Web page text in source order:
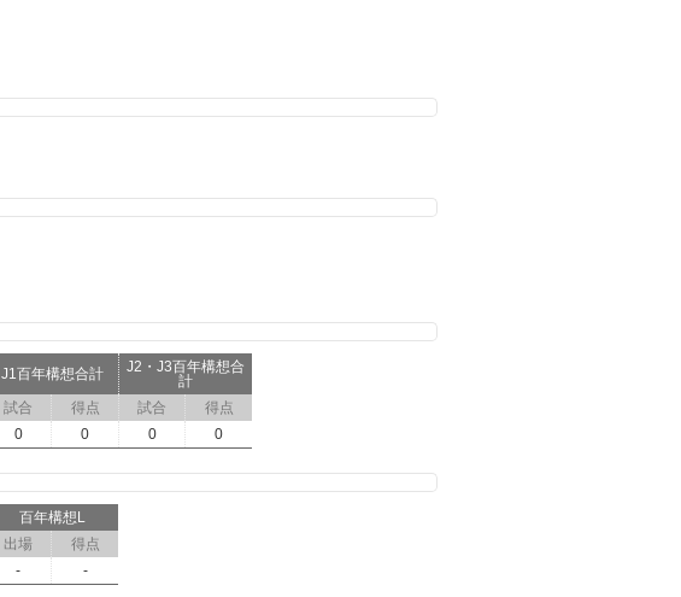
J1百年構想合計
J2・J3百年構想合
計
試合 得点 試合
得点
0 0 0 0
百年構想L
出場
得点
- -